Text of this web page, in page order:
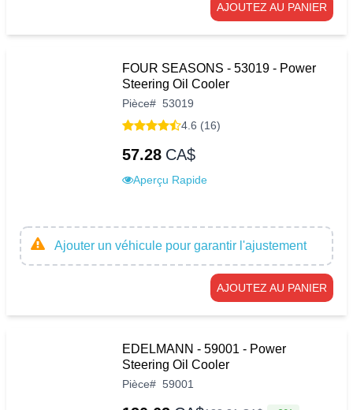
AJOUTEZ AU PANIER
FOUR SEASONS - 53019 - Power
Steering Oil Cooler
Pièce# 53019
4.6 (16)
57.28 CA$
Aperçu Rapide
Ajouter un véhicule pour garantir l'ajustement
AJOUTEZ AU PANIER
EDELMANN - 59001 - Power
Steering Oil Cooler
Pièce# 59001